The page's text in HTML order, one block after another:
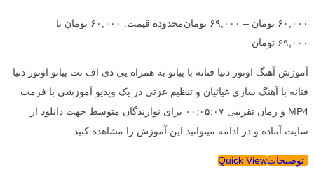
۶۰,۰۰۰ تومان – ۶۹,۰۰۰ تومان
محدوده قیمت: ۶۰,۰۰۰ تومان تا
۶۹,۰۰۰ تومان
آموزش آهنگ اونور دنیا فتانه با پیانو به همراه پی دی اف نت پیانو اونور دنیا
فتانه با آهنگ سازی غیاثیان و تنظیم عزتی در یک ویدیو آموزشی با فرمت
MP4 و زمان تقریبی ۰۰:۰۵:۰۷ برای نوازندگان متوسط جهت دانلود از
سایت آماده و در ادامه میتوانید این آموزش را مشاهده کنید
توضیحاتQuick View